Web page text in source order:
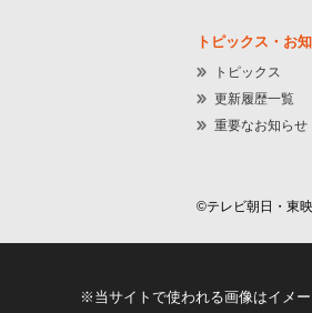
トピックス・お
トピックス
更新履歴一覧
重要なお知らせ
©テレビ朝日・東
※当サイトで使われる画像はイメ